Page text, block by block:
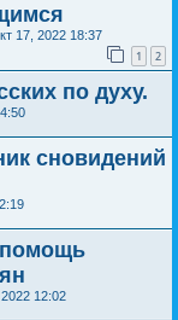
17, 2022 18:37
1 2
по духу.
сновидений
помощь
12:02